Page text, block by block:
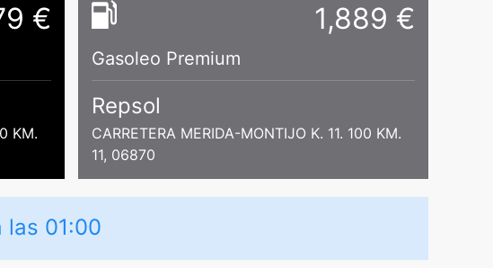
€
KM.
1,889 €
Gasoleo Premium
Repsol
CARRETERA MERIDA-MONTIJO K. 11. 100 KM.
11, 06870
01:00